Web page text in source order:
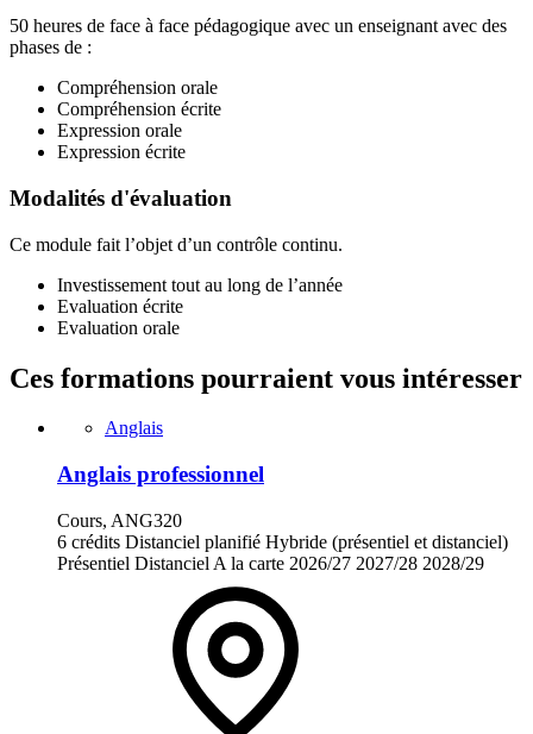
50 heures de face à face pédagogique avec un enseignant avec des
phases de :
Compréhension orale
Compréhension écrite
Expression orale
Expression écrite
Modalités d'évaluation
Ce module fait l’objet d’un contrôle continu.
Investissement tout au long de l’année
Evaluation écrite
Evaluation orale
Ces formations pourraient vous intéresser
Anglais
Anglais professionnel
Cours, ANG320
6 crédits Distanciel planifié Hybride (présentiel et distanciel)
Présentiel Distanciel A la carte 2026/27 2027/28 2028/29